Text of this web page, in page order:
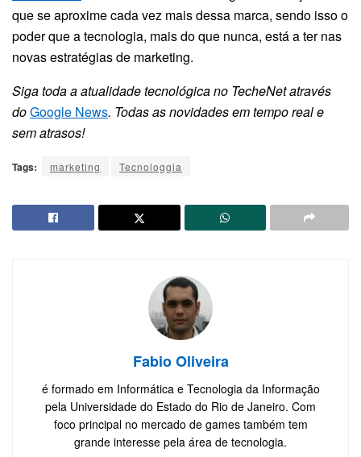
que se aproxime cada vez mais dessa marca, sendo isso o
poder que a tecnologia, mais do que nunca, está a ter nas
novas estratégias de marketing.
Siga toda a atualidade tecnológica no TecheNet através
doGoogle News. Todas as novidades em tempo real e
sem atrasos!
Tags: marketing Tecnologgia
Fabio Oliveira
é formado em Informática e Tecnologia da Informação
pela Universidade do Estado do Rio de Janeiro. Com
foco principal no mercado de games também tem
grande interesse pela área de tecnologia.